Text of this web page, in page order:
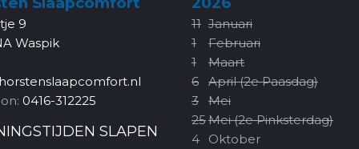
9
Waspik
0416-312225
SLAPEN
11 Januari
1
Februari
1
Maart
6
April (2e Paasdag)
3
Mei
25Mei (2e Pinksterdag)
4
Oktober